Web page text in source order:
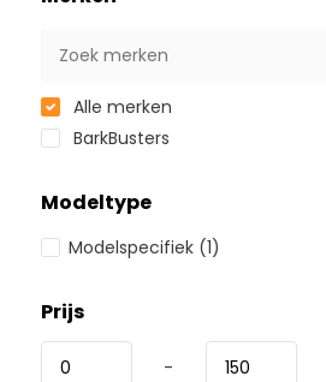
Alle merken
BarkBusters
Modeltype
Modelspecifiek (1)
Prijs
-